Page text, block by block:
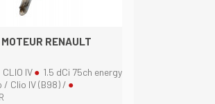
RENAULT
CLIO IV
1.5 dCi 75ch energy
/ Clio IV (B98) /
Aperçu rapide